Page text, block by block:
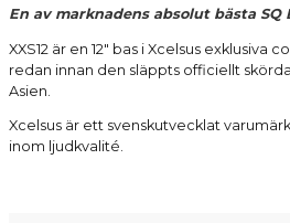
En av marknadens absolut bästa SQ
XXS12 är en 12" bas i Xcelsus exklusiva
redan innan den släppts officiellt
Asien.
Xcelsus är ett svenskutvecklat
inom ljudkvalité.